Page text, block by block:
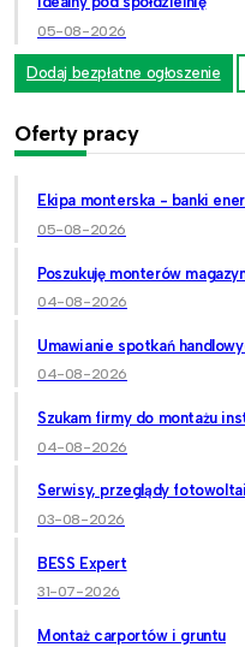
05-08-2026
Dodaj bezpłatne ogłoszenie
Oferty pracy
Ekipa monterska - banki
05-08-2026
Poszukuję monterów
04-08-2026
Umawianie spotkań
04-08-2026
Szukam firmy do montażu
04-08-2026
Serwisy, przeglądy
03-08-2026
BESS Expert
31-07-2026
Montaż carportów i gruntu